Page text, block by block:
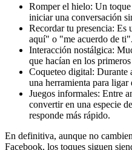
Romper el hielo: Un toque
iniciar una conversación
Recordar tu presencia: Es
aquí" o "me acuerdo de ti".
Interacción nostálgica:
que hacían en los
Coqueteo digital: Durante
una herramienta para ligar
Juegos informales: Entre
convertir en una especie
responde más rápido.
En definitiva, aunque no
Facebook, los toques siguen